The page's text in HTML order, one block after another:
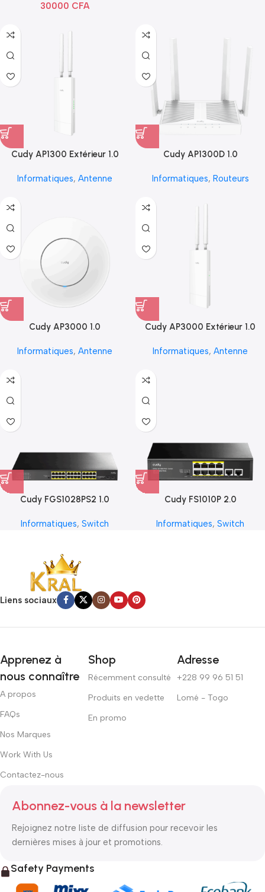
30000 CFA
Cudy AP1300 Extérieur 1.0
Informatiques, Antenne
Cudy AP1300D 1.0
Informatiques, Routeurs
Cudy AP3000 1.0
Informatiques, Antenne
Cudy AP3000 Extérieur 1.0
Informatiques, Antenne
Cudy FGS1028PS2 1.0
Informatiques, Switch
Cudy FS1010P 2.0
Informatiques, Switch
Liens sociaux
Apprenez à
nous connaître
A propos
FAQs
Nos Marques
Work With Us
Contactez-nous
Shop
Récemment consulté
Produits en vedette
En promo
Adresse
+228 99 96 51 51
Lomé - Togo
Abonnez-vous à la newsletter
Rejoignez notre liste de diffusion pour recevoir les
dernières mises à jour et promotions.
Safety Payments